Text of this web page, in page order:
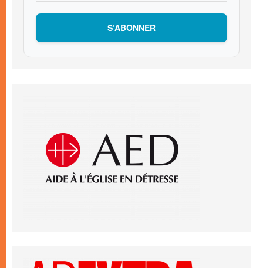
S’ABONNER